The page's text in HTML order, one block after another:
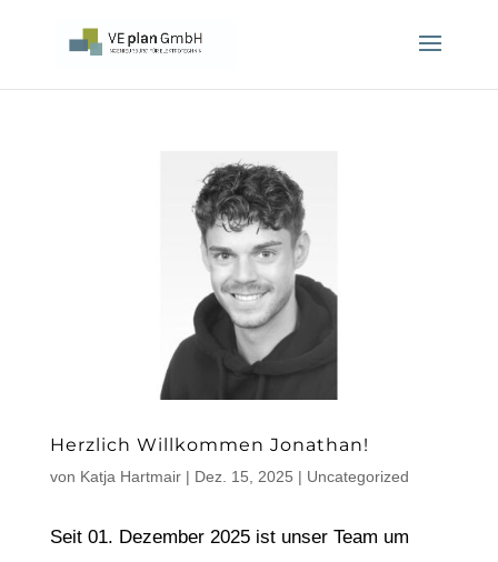
Herzlich Willkommen Jonathan!
von Katja Hartmair| Dez. 15, 2025 | Uncategorized
Seit 01. Dezember 2025 ist unser Team um